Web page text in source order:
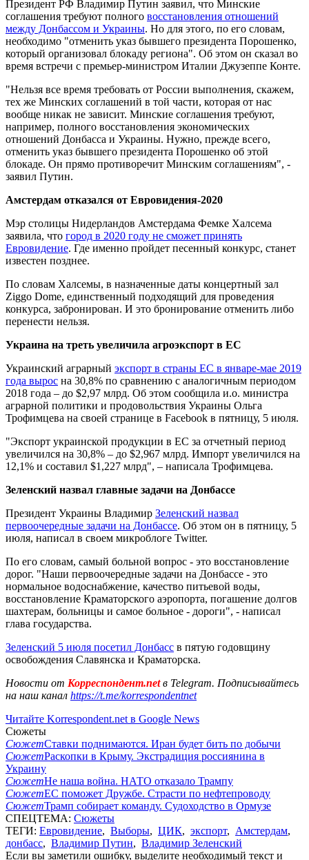
Президент РФ Владимир Путин заявил, что Минские
соглашения требуют полного восстановления отношений
между Донбассом и Украины. Но для этого, по его словам,
необходимо "отменить указ бывшего президента Порошенко,
который организовал блокаду региона". Об этом он сказал во
время встречи с премьер-министром Италии Джузеппе Конте.
"Нельзя все время требовать от России выполнения, скажем,
тех же Минских соглашений в той части, которая от нас
вообще никак не зависит. Минские соглашения требуют,
например, полного восстановления экономических
отношений Донбасса и Украины. Нужно, прежде всего,
отменить указ бывшего президента Порошенко об этой
блокаде. Он прямо противоречит Минским соглашениям", -
заявил Путин.
Амстердам отказался от Евровидения-2020
Мэр столицы Нидерландов Амстердама Фемке Халсема
заявила, что город в 2020 году не сможет принять
Евровидение. Где именно пройдет песенный конкурс, станет
известен позднее.
По словам Халсемы, в назначенные даты концертный зал
Ziggo Dome, единственный подходящий для проведения
конкурса, забронирован. И это бронирование отменить либо
перенести нельзя.
Украина на треть увеличила агроэкспорт в ЕС
Украинский аграрный экспорт в страны ЕС в январе-мае 2019
года вырос на 30,8% по сравнению с аналогичным периодом
2018 года – до $2,97 млрд. Об этом сообщила и.о. министра
аграрной политики и продовольствия Украины Ольга
Трофимцева на своей странице в Facebook в пятницу, 5 июля.
"Экспорт украинской продукции в ЕС за отчетный период
увеличился на 30,8% – до $2,967 млрд. Импорт увеличился на
12,1% и составил $1,227 млрд", – написала Трофимцева.
Зеленский назвал главные задачи на Донбассе
Президент Украины Владимир Зеленский назвал
первоочередные задачи на Донбассе. Об этом он в пятницу, 5
июля, написал в своем микроблоге Twitter.
По его словам, самый больной вопрос - это восстановление
дорог. "Наши первоочередные задачи на Донбассе - это
нормальное водоснабжение, качество питьевой воды,
восстановление Краматорского аэропорта, погашение долгов
шахтерам, больницы и самое больное - дороги", - написал
глава государства.
Зеленский 5 июля посетил Донбасс в пятую годовщину
освобождения Славянска и Краматорска.
Новости от Корреспондент.netв Telegram. Подписывайтесь
на наш канал https://t.me/korrespondentnet
Читайте Korrespondent.net в Google News
Сюжеты
СюжетСтавки поднимаются. Иран будет бить по добычи
СюжетРаскопки в Крыму. Экстрадиция россиянина в
Украину
СюжетНе наша война. НАТО отказало Трампу
СюжетЕС поможет Дружбе. Страсти по нефтепроводу
СюжетТрамп собирает команду. Судоходство в Ормузе
СПЕЦТЕМА: Сюжеты
ТЕГИ: Евровидение, Выборы, ЦИК, экспорт, Амстердам,
донбасс, Владимир Путин, Владимир Зеленский
Если вы заметили ошибку, выделите необходимый текст и